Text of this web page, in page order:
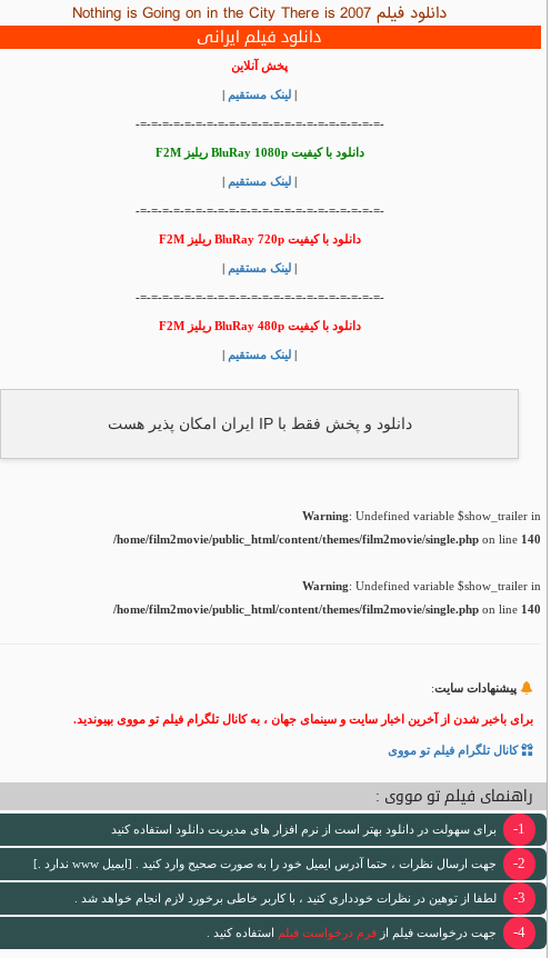
دانلود فیلم Nothing is Going on in the City There is 2007
دانلود فیلم ایرانی
پخش آنلاین
| لینک مستقیم |
-=-=-=-=-=-=-=-=-=-=-=-=-=-=-=-=-=-=-=-=-=-=-
دانلود با کیفیت BluRay 1080p ریلیز F2M
| لینک مستقیم |
-=-=-=-=-=-=-=-=-=-=-=-=-=-=-=-=-=-=-=-=-=-=-
دانلود با کیفیت BluRay 720p ریلیز F2M
| لینک مستقیم |
-=-=-=-=-=-=-=-=-=-=-=-=-=-=-=-=-=-=-=-=-=-=-
دانلود با کیفیت BluRay 480p ریلیز F2M
| لینک مستقیم |
دانلود و پخش فقط با IP ایران امکان پذیر هست
Warning: Undefined variable $show_trailer in
/home/film2movie/public_html/content/themes/film2movie/single.php on line 140
Warning: Undefined variable $show_trailer in
/home/film2movie/public_html/content/themes/film2movie/single.php on line 140
پیشنهادات سایت:
برای باخبر شدن از آخرین اخبار سایت و سینمای جهان ، به کانال تلگرام فیلم تو مووی بپیوندید.
کانال تلگرام فیلم تو مووی
راهنمای فیلم تو مووی :
1- برای سهولت در دانلود بهتر است از نرم افزار های مدیریت دانلود استفاده کنید
2- جهت ارسال نظرات ، حتما آدرس ایمیل خود را به صورت صحیح وارد کنید . [ایمیل www ندارد .]
3- لطفا از توهین در نظرات خودداری کنید ، با کاربر خاطی برخورد لازم انجام خواهد شد .
4- جهت درخواست فیلم از فرم درخواست فیلم استفاده کنید .